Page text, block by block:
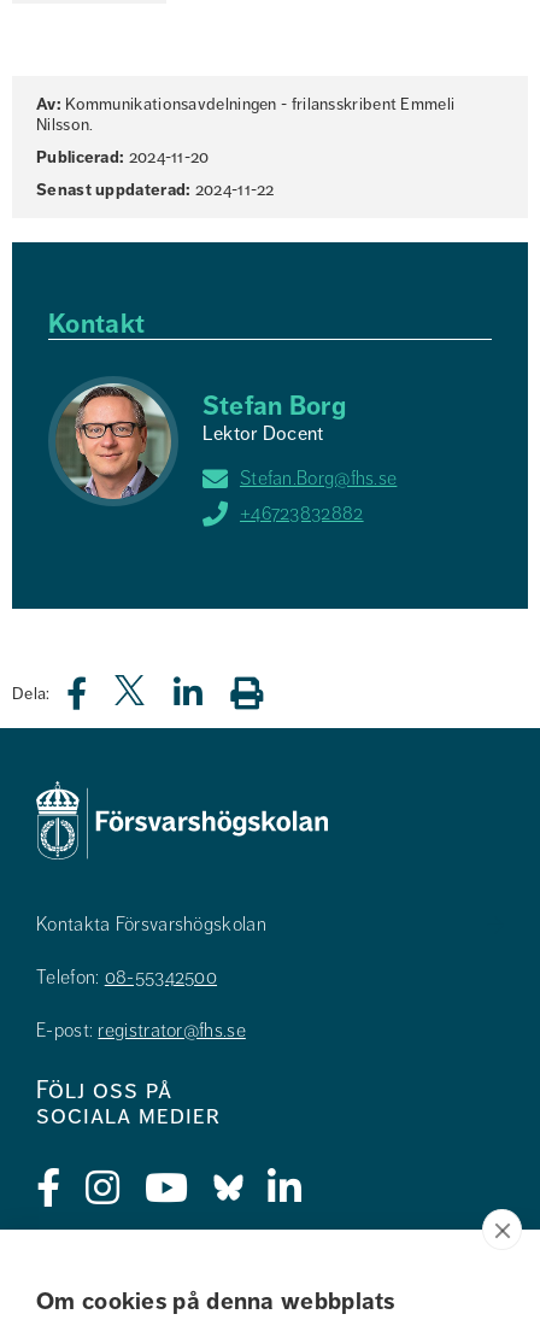
Om cookies på denna webbplats
Sidinformation
Av: Kommunikationsavdelningen - frilansskribent Emmeli
Nilsson.
Publicerad: 2024-11-20
Senast uppdaterad: 2024-11-22
Kontakt
Stefan Borg
Lektor Docent
Stefan.Borg@fhs.se
+46723832882
Dela:
Kontakta Försvarshögskolan
Telefon: 08-55342500
E-post: registrator@fhs.se
Följ oss på
sociala medier